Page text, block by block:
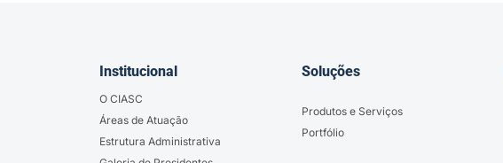
Institucional
O CIASC
Áreas de Atuação
Estrutura Administrativa
Soluções
Produtos e Serviços
Portfólio